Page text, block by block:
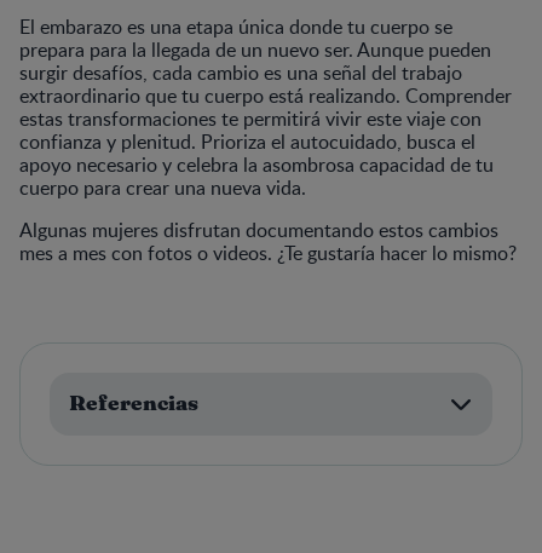
El embarazo es una etapa única donde tu cuerpo se
prepara para la llegada de un nuevo ser. Aunque pueden
surgir desafíos, cada cambio es una señal del trabajo
extraordinario que tu cuerpo está realizando. Comprender
estas transformaciones te permitirá vivir este viaje con
confianza y plenitud. Prioriza el autocuidado, busca el
apoyo necesario y celebra la asombrosa capacidad de tu
cuerpo para crear una nueva vida.
Algunas mujeres disfrutan documentando estos cambios
mes a mes con fotos o videos. ¿Te gustaría hacer lo mismo?
Referencias